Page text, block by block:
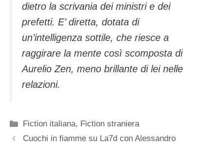
dietro la scrivania dei ministri e dei
prefetti. E’ diretta, dotata di
un’intelligenza sottile, che riesce a
raggirare la mente così scomposta di
Aurelio Zen, meno brillante di lei nelle
relazioni.
Categorie
Fiction italiana, Fiction straniera
Cuochi in fiamme su La7d con Alessandro